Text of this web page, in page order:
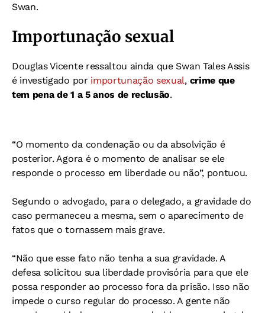
Swan.
Importunação sexual
Douglas Vicente ressaltou ainda que Swan Tales Assis
é investigado por importunação sexual, crime que
tem pena de 1 a 5 anos de reclusão.
“O momento da condenação ou da absolvição é
posterior. Agora é o momento de analisar se ele
responde o processo em liberdade ou não”, pontuou.
Segundo o advogado, para o delegado, a gravidade do
caso permaneceu a mesma, sem o aparecimento de
fatos que o tornassem mais grave.
“Não que esse fato não tenha a sua gravidade. A
defesa solicitou sua liberdade provisória para que ele
possa responder ao processo fora da prisão. Isso não
impede o curso regular do processo. A gente não